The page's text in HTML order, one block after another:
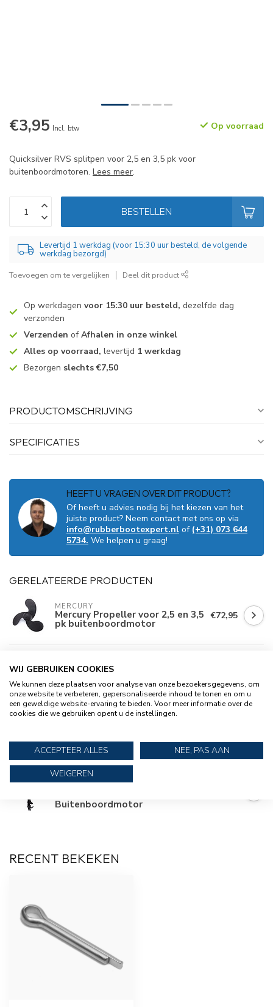
€3,95 Incl. btw Op voorraad
Quicksilver RVS splitpen voor 2,5 en 3,5 pk voor
buitenboordmotoren. Lees meer.
BESTELLEN
Levertijd 1 werkdag (voor 15:30 uur besteld, de volgende
werkdag bezorgd)
Toevoegen om te vergelijken Deel dit product
Op werkdagen voor 15:30 uur besteld, dezelfde dag
verzonden
Verzenden ofAfhalen in onze winkel
Alles op voorraad, levertijd 1 werkdag
Bezorgen slechts €7,50
PRODUCTOMSCHRIJVING
SPECIFICATIES
HEEFT U VRAGEN OVER DIT PRODUCT?
Of heeft u advies nodig bij het kiezen van het
juiste product? Neem contact met ons op via
info@rubberbootexpert.nl of (+31) 073 644
5734. We helpen u graag!
GERELATEERDE PRODUCTEN
MERCURY
Mercury Propeller voor 2,5 en 3,5
pk buitenboordmotor
€72,95
QUICKSILVER
Quicksilver 2-4-C Universeel vet
met PTFE
Kortstaart Buitenboordmotor
MERCURY
Mercury 3.5 pk Viertakt
Buitenboordmotor
RECENT BEKEKEN
WIJ GEBRUIKEN COOKIES
We kunnen deze plaatsen voor analyse van onze bezoekersgegevens, om
onze website te verbeteren, gepersonaliseerde inhoud te tonen en om u
een geweldige website-ervaring te bieden. Voor meer informatie over de
cookies die we gebruiken opent u de instellingen.
ACCEPTEER ALLES
NEE, PAS AAN
WEIGEREN